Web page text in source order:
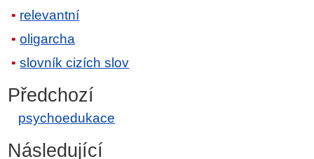
relevantní
oligarcha
slovník cizích slov
Předchozí
psychoedukace
Následující